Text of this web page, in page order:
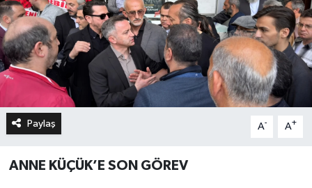
Paylaş A- A+
ANNE KÜÇÜK’E SON GÖREV